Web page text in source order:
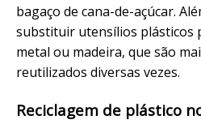
bagaço de cana-de-açúcar.
substituir utensílios plásticos
metal ou madeira, que são
reutilizados diversas vezes.
Reciclagem de plástico